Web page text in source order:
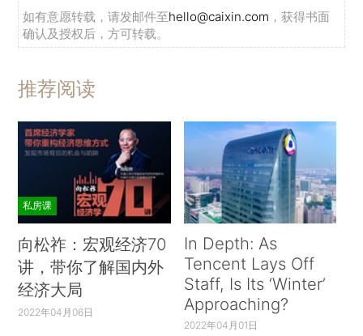
如有意愿转载，请发邮件至hello@caixin.com ，获得书面
确认及授权后，方可转载。
推荐阅读
私房课
向松祚：宏观经济70
讲，带你了解国内外
经济大局
2022年04月06日
In Depth: As
Tencent Lays Off
Staff, Is Its ‘Winter’
Approaching?
2022年04月01日